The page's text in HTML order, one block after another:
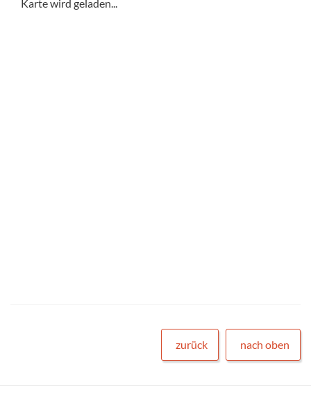
Karte wird geladen...
zurück nach oben